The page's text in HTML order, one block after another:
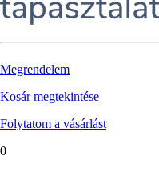
Megrendelem
Kosár megtekintése
Folytatom a vásárlást
0